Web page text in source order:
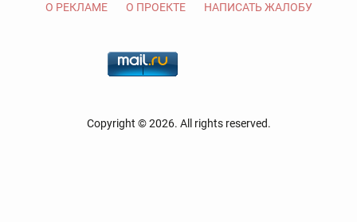
О РЕКЛАМЕ О ПРОЕКТЕ НАПИСАТЬ ЖАЛОБУ
Copyright © 2026. All rights reserved.